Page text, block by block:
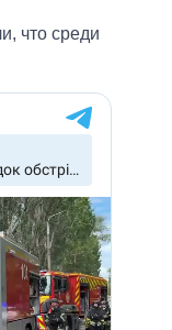
что среди